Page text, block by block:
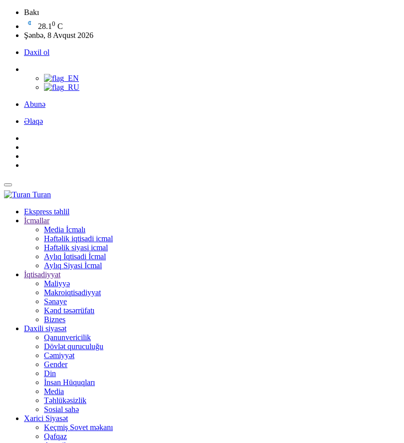
Bakı
28.1 0 C
Şənbə, 8 Avqust 2026
Daxil ol
Abunə
Əlaqə
Turan
Ekspress təhlil
İcmallar
Media İcmalı
Həftəlik iqtisadi icmal
Həftəlik siyasi icmal
Aylıq İqtisadi İcmal
Aylıq Siyasi İcmal
İqtisadiyyat
Maliyyə
Makroiqtisadiyyat
Sənaye
Kənd təsərrüfatı
Biznes
Daxili siyasət
Qanunvericilik
Dövlət quruculuğu
Cəmiyyət
Gender
Din
İnsan Hüquqları
Media
Təhlükəsizlik
Sosial sahə
Xarici Siyasət
Keçmiş Sovet məkanı
Qafqaz